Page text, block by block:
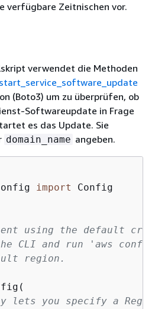
verfügbare Zeitnischen vor.
verwendet die Methoden
start_service_software_update
(Boto3) um zu überprüfen, ob
Softwareupdate in Frage
es das Update. Sie
domain_name angeben.
import
using the default
CLI and run 'aws
region.
lets you specify a